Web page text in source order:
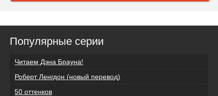
Популярные серии
Читаем Дэна Брауна!
Роберт Ленгдон (новый перевод)
50 оттенков